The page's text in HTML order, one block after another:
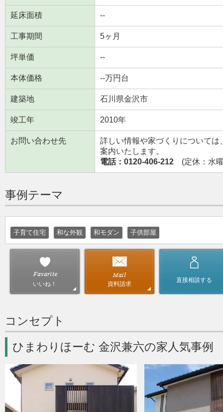
延床面積 --
工事期間 5ヶ月
坪単価 --
本体価格 --万円台
建築地 石川県金沢市
竣工年 2010年
お問い合わせ先
詳しい情報や家づくりについて
案内いたします。
電話：0120-406-212 (定休：水
事例テーマ
子育て住宅 和な外観 和モダン 子供部屋
いいね！ 資料請求
直接相談する
コンセプト
ひまわりほーむ 金沢兼六の家人気事例